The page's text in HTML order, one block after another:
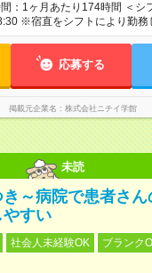
：1ヶ月あたり174時間 ＜シ
だきます ※月
務日数は相談可能 平均労働時間：1ヶ月あ
していただきます ※月10日
応募する
掲載元企業名 株式会社ニチイ学館
未読
～病院で患者さ
やすい
社会人未経験OK
ブランク